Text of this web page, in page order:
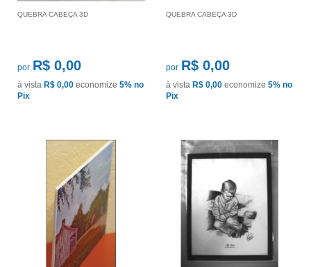
QUEBRA CABEÇA 3D
por R$ 0,00
à vista R$ 0,00 economize 5% no
Pix
QUEBRA CABEÇA 3D
por R$ 0,00
à vista R$ 0,00 economize 5% no
Pix